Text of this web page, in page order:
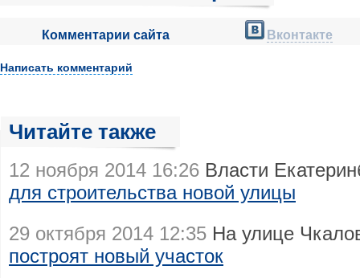
Комментарии сайта Вконтакте
Написать комментарий
Читайте также
12 ноября 2014 16:26 Власти
для строительства новой улицы
29 октября 2014 12:35 На улице
построят новый участок